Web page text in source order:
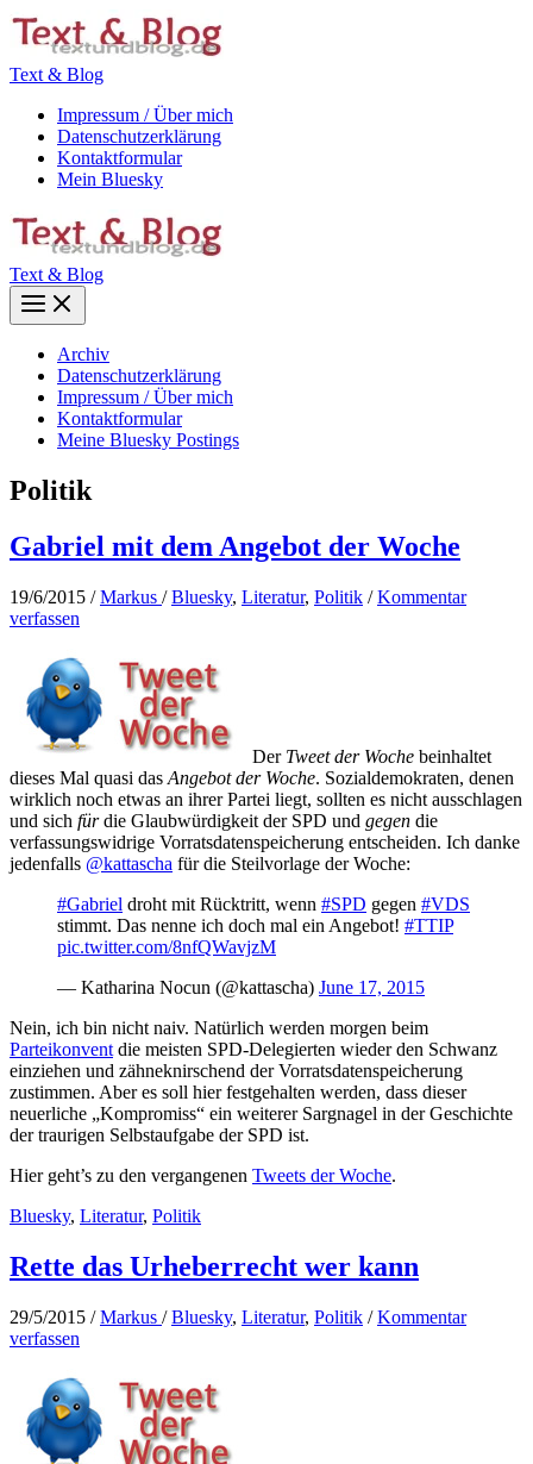
Zum
Inhalt
Text & Blog
Impressum / Über mich
Datenschutzerklärung
Kontaktformular
Mein Bluesky
Text & Blog
Main
Menu
Archiv
Datenschutzerklärung
Impressum / Über mich
Kontaktformular
Meine Bluesky Postings
Politik
Gabriel mit dem Angebot der Woche
19/6/2015 /Markus /Bluesky, Literatur, Politik /Kommentar
verfassen
Der Tweet der Woche beinhaltet
dieses Mal quasi das Angebot der Woche. Sozialdemokraten, denen
wirklich noch etwas an ihrer Partei liegt, sollten es nicht ausschlagen
und sich fürdie Glaubwürdigkeit der SPD und gegen die
verfassungswidrige Vorratsdatenspeicherung entscheiden. Ich danke
jedenfalls @kattascha für die Steilvorlage der Woche:
#Gabriel droht mit Rücktritt, wenn #SPD gegen #VDS
stimmt. Das nenne ich doch mal ein Angebot! #TTIP
pic.twitter.com/8nfQWavjzM
— Katharina Nocun (@kattascha) June 17, 2015
Nein, ich bin nicht naiv. Natürlich werden morgen beim
Parteikonvent die meisten SPD-Delegierten wieder den Schwanz
einziehen und zähneknirschend der Vorratsdatenspeicherung
zustimmen. Aber es soll hier festgehalten werden, dass dieser
neuerliche „Kompromiss“ ein weiterer Sargnagel in der Geschichte
der traurigen Selbstaufgabe der SPD ist.
Hier geht’s zu den vergangenen Tweets der Woche.
Bluesky, Literatur, Politik
Rette das Urheberrecht wer kann
29/5/2015 /Markus /Bluesky, Literatur, Politik /Kommentar
verfassen